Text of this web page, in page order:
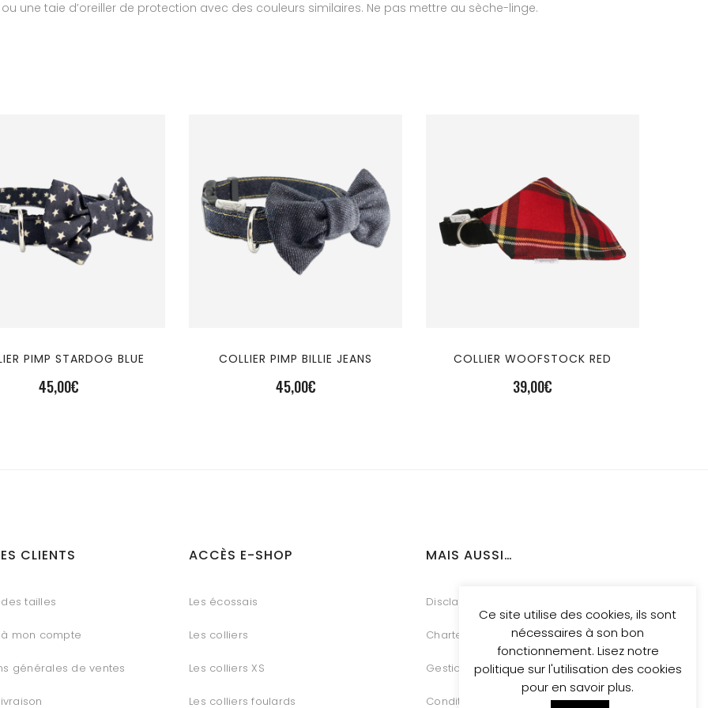
une taie d’oreiller de protection avec des couleurs similaires. Ne pas mettre au sèche-linge.
PIMP STARDOG BLUE
45,00€
COLLIER PIMP BILLIE JEANS
45,00€
COLLIER WOOFSTOCK RED
39,00€
CLIENTS
tailles
mon compte
générales de ventes
ACCÈS E-SHOP
Les écossais
Les colliers
Les colliers XS
Les colliers foulards
MAIS AUSSI…
Disclaimer
Charte Vie Privée
Gestion des Cookies
Conditions générales de vente
Ce site utilise des cookies, ils sont
nécessaires à son bon
fonctionnement. Lisez notre
politique sur l'utilisation des cookies
pour en savoir plus.